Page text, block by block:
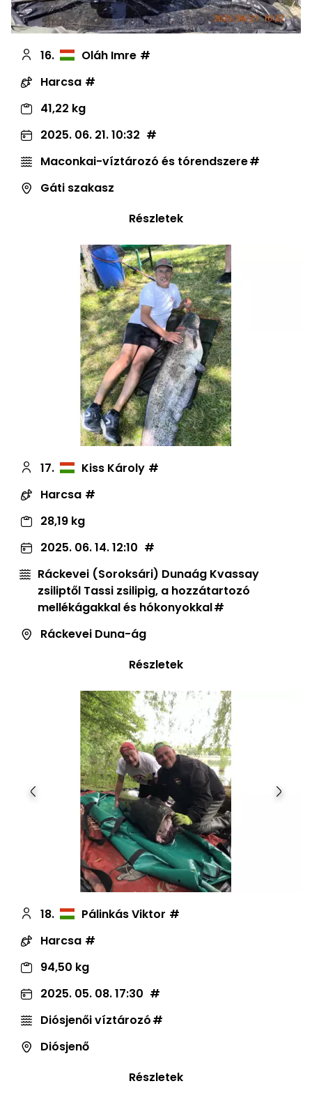
16.
Oláh Imre
Harcsa
41,22 kg
2025. 06. 21. 10:32
Maconkai-víztározó és tórendszere
Gáti szakasz
Részletek
17.
Kiss Károly
Harcsa
28,19 kg
2025. 06. 14. 12:10
Ráckevei (Soroksári) Dunaág Kvassay
zsiliptől Tassi zsilipig, a hozzátartozó
mellékágakkal és hókonyokkal
Ráckevei Duna-ág
Részletek
Előző
18.
Pálinkás Viktor
Harcsa
94,50 kg
2025. 05. 08. 17:30
Diósjenői víztározó
Diósjenő
Részletek